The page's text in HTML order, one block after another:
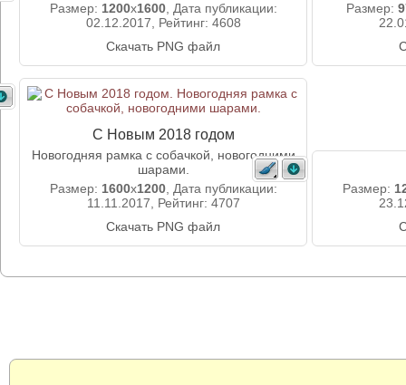
Размер: 1200x1600, Дата публикации:
02.12.2017, Рейтинг: 4608
Скачать PNG файл
Размер:
С Новым 2018 годом
Новогодняя рамка с собачкой, новогодними
шарами.
Размер: 1600x1200, Дата публикации:
11.11.2017, Рейтинг: 4707
Скачать PNG файл
Размер: